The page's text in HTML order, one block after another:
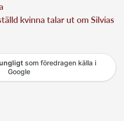
kvinna talar ut om Silvias
som föredragen källa i
Google